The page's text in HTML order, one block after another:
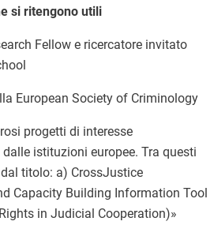
si ritengono utili
Fellow e ricercatore invitato
European Society of Criminology
progetti di interesse
istituzioni europee. Tra questi
titolo: a) CrossJustice
Capacity Building Information Tool
in Judicial Cooperation)»